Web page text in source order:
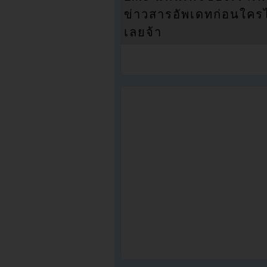
ข่าวสารอัพเดทก่อนใคร
เลยจ้า